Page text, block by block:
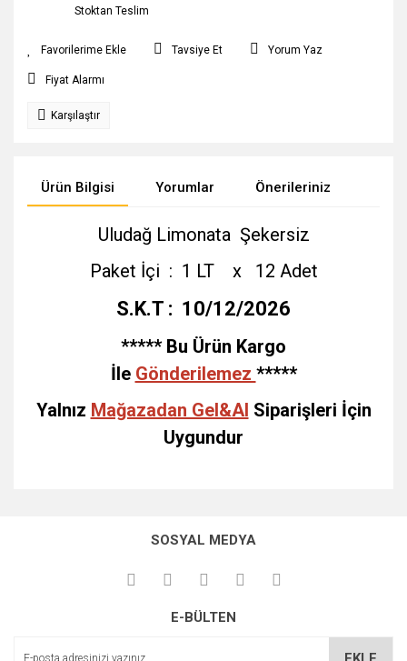
Stoktan Teslim
Tavsiye Et Yorum Yaz
Fiyat Alarmı
Karşılaştır
Ürün Bilgisi Yorumlar Önerileriniz
Uludağ Limonata Şekersiz
Paket İçi : 1 LT x 12 Adet
S.K.T : 10/12/2026
***** Bu Ürün Kargo
İle Gönderilemez *****
Yalnız Mağazadan Gel&Al Siparişleri İçin
Uygundur
kullanarak tarafımıza iletebilirsiniz.
Görüş ve önerileriniz için teşekkür ederiz.
Ürün açıklamasında eksik bilgiler bulunuyor.
SOSYAL MEDYA
E-BÜLTEN